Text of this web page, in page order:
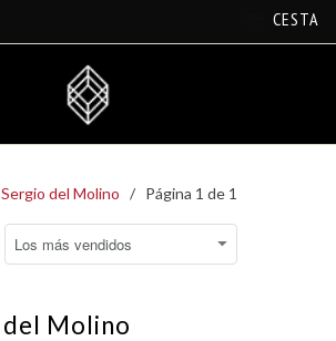
CESTA
Sergio del Molino / Página 1 de 1
Molino